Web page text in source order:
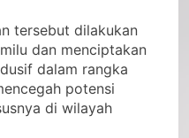
tersebut dilakukan
dan menciptakan
dalam rangka
potensi
di wilayah